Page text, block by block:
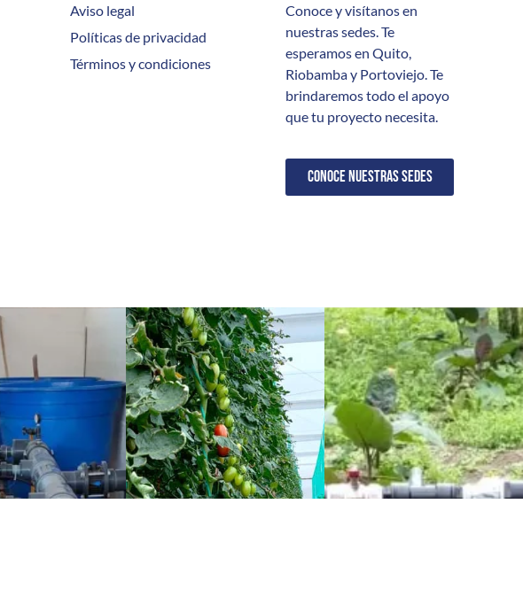
Aviso legal
Políticas de privacidad
Términos y condiciones
Conoce y visítanos en
nuestras sedes. Te
esperamos en Quito,
Riobamba y Portoviejo. Te
brindaremos todo el apoyo
que tu proyecto necesita.
CONOCE NUESTRAS SEDES